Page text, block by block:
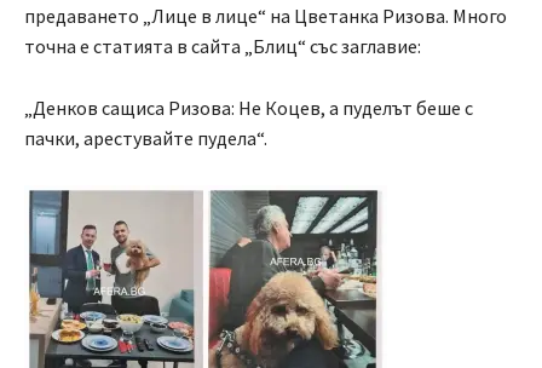
предаването „Лице в лице“ на Цветанка Ризова. Много
точна е статията в сайта „Блиц“ със заглавие:
„Денков сащиса Ризова: Не Коцев, а пуделът беше с
пачки, арестувайте пудела“.